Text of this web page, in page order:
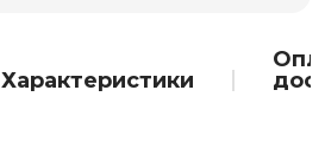
Характеристики